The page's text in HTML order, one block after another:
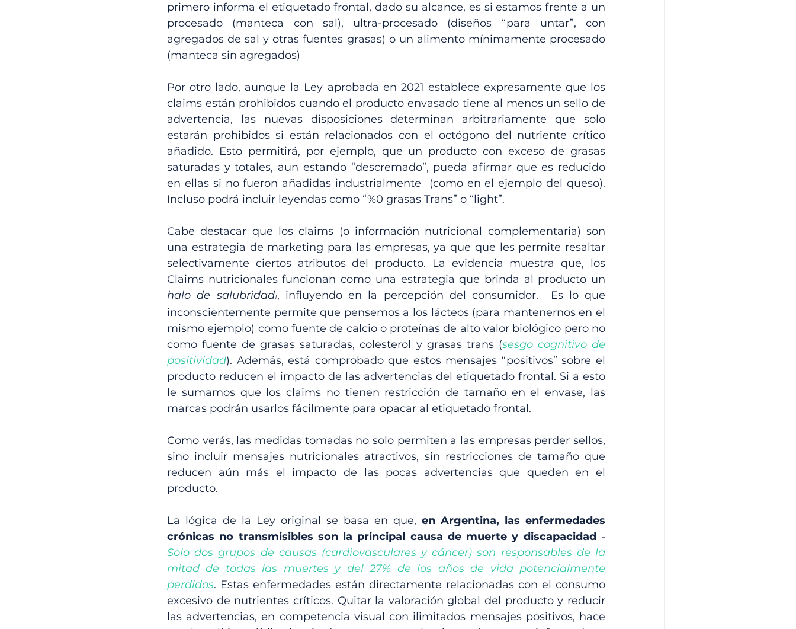
primero informa el etiquetado frontal, dado su alcance, es si estamos frente a un
procesado (manteca con sal), ultra-procesado (diseños “para untar”, con
agregados de sal y otras fuentes grasas) o un alimento mínimamente procesado
(manteca sin agregados)
Por otro lado, aunque la Ley aprobada en 2021 establece expresamente que los
claims están prohibidos cuando el producto envasado tiene al menos un sello de
advertencia, las nuevas disposiciones determinan arbitrariamente que solo
estarán prohibidos si están relacionados con el octógono del nutriente crítico
añadido. Esto permitirá, por ejemplo, que un producto con exceso de grasas
saturadas y totales, aun estando “descremado”, pueda afirmar que es reducido
en ellas si no fueron añadidas industrialmente  (como en el ejemplo del queso).
Incluso podrá incluir leyendas como “%0 grasas Trans” o “light”.
Cabe destacar que los claims (o información nutricional complementaria) son
una estrategia de marketing para las empresas, ya que que les permite resaltar
selectivamente ciertos atributos del producto. La evidencia muestra que, los
halo de salubridad1, influyendo en la percepción del consumidor.  Es lo que
inconscientemente permite que pensemos a los lácteos (para mantenernos en el
mismo ejemplo) como fuente de calcio o proteínas de alto valor biológico pero no
como fuente de grasas saturadas, colesterol y grasas trans (sesgo cognitivo de
positividad). Además, está comprobado que estos mensajes “positivos” sobre el
producto reducen el impacto de las advertencias del etiquetado frontal. Si a esto
le sumamos que los claims no tienen restricción de tamaño en el envase, las
marcas podrán usarlos fácilmente para opacar al etiquetado frontal.
Como verás, las medidas tomadas no solo permiten a las empresas perder sellos,
sino incluir mensajes nutricionales atractivos, sin restricciones de tamaño que
reducen aún más el impacto de las pocas advertencias que queden en el
producto.
La lógica de la Ley original se basa en que, en Argentina, las enfermedades
crónicas no transmisibles son la principal causa de muerte y discapacidad
Solo dos grupos de causas (cardiovasculares y cáncer) son responsables de la
mitad de todas las muertes y del 27% de los años de vida potencialmente
perdidos. Estas enfermedades están directamente relacionadas con el consumo
excesivo de nutrientes críticos. Quitar la valoración global del producto y reducir
las advertencias, en competencia visual con ilimitados mensajes positivos, hace